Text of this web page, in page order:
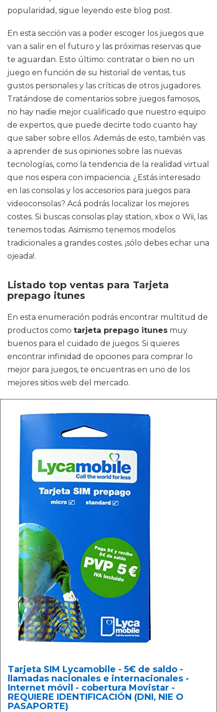
popularidad, sigue leyendo este blog post.
En esta sección vas a poder escoger los juegos que
van a salir en el futuro y las próximas reservas que
te aguardan. Esto último: contratar o bien no un
juego en función de su historial de ventas, tus
gustos personales y las críticas de otros jugadores.
Tratándose de comentarios sobre juegos famosos,
no hay nadie mejor cualificado que nuestro equipo
de expertos, que puede decirte todo cuanto hay
que saber sobre ellos. Además de esto, también vas
a aprender de sus opiniones sobre las nuevas
tecnologías, como la tendencia de la realidad virtual
que nos espera con impaciencia. ¿Estás interesado
en las consolas y los accesorios para juegos para
videoconsolas? Acá podrás localizar los mejores
costes. Si buscas consolas play station, xbox o Wii, las
tenemos todas. Asimismo tenemos modelos
tradicionales a grandes costes. ¡sólo debes echar una
ojeada!.
Listado top ventas para Tarjeta
prepago itunes
En esta enumeración podrás encontrar multitud de
productos como tarjeta prepago itunes muy
buenos para el cuidado de juegos. Si quieres
encontrar infinidad de opciones para comprar lo
mejor para juegos, te encuentras en uno de los
mejores sitios web del mercado.
Tarjeta SIM Lycamobile - 5€ de saldo -
llamadas nacionales e internacionales -
Internet móvil - cobertura Movistar -
REQUIERE IDENTIFICACIÓN (DNI, NIE O
PASAPORTE)